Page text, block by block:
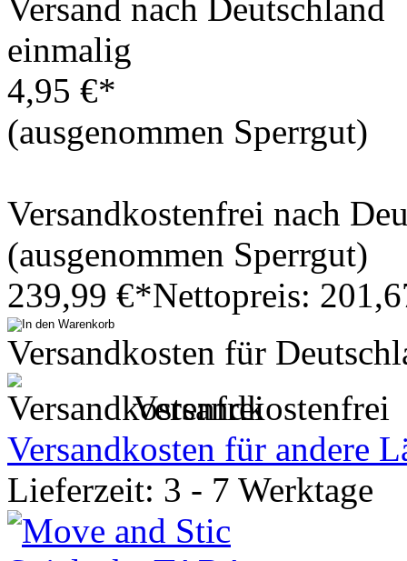
Versand nach Deutschland
einmalig
4,95 €*
(ausgenommen Sperrgut)
Versandkostenfrei nach
(ausgenommen Sperrgut)
239,99 €*Nettopreis:
Versandkosten für
Versandkostenfrei
Versandkosten für andere
Lieferzeit: 3 - 7 Werktage